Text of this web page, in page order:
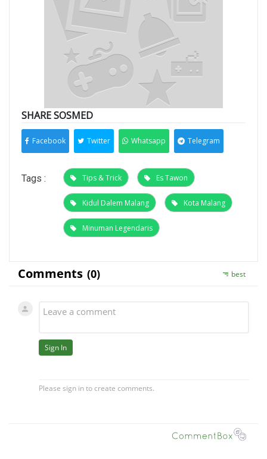
SHARE SOSMED
Facebook Twitter Whatsapp Telegram
Tags : Tips & Trick Es Tawon
Kidul Dalem Malang Kota Malang
Minuman Legendaris